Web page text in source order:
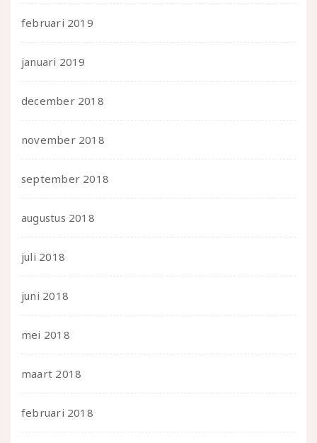
februari 2019
januari 2019
december 2018
november 2018
september 2018
augustus 2018
juli 2018
juni 2018
mei 2018
maart 2018
februari 2018